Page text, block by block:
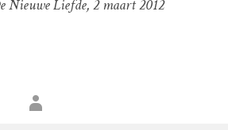
Nieuwe Liefde, 2 maart 2012